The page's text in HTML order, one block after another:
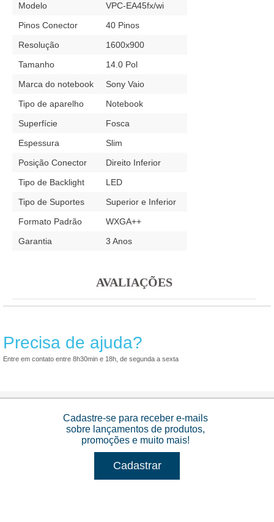
Modelo
VPC-EA45fx/wi
Pinos Conector
40 Pinos
Resolução
1600x900
Tamanho
14.0 Pol
Marca do notebook
Sony Vaio
Tipo de aparelho
Notebook
Superfície
Fosca
Espessura
Slim
Posição Conector
Direito Inferior
Tipo de Backlight
LED
Tipo de Suportes
Superior e Inferior
Formato Padrão
WXGA++
Garantia
3 Anos
AVALIAÇÕES
Precisa de ajuda?
Entre em contato entre 8h30min e 18h, de segunda a sexta
Cadastre-se para receber e-mails
sobre lançamentos de produtos,
promoções e muito mais!
Cadastrar